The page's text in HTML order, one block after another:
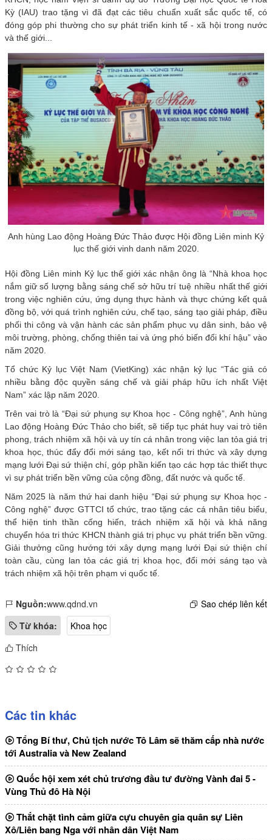
Kỳ (IAU) trao tặng vì đã đạt các tiêu chuẩn xuất sắc quốc tế, có
đóng góp phi thường cho sự phát triển kinh tế - xã hội trong nước
và thế giới...
Anh hùng Lao động Hoàng Đức Thảo được Hội đồng Liên minh Kỷ
lục thế giới vinh danh năm 2020.
Hội đồng Liên minh Kỷ lục thế giới xác nhận ông là “Nhà khoa học
nắm giữ số lượng bằng sáng chế sở hữu trí tuệ nhiều nhất thế giới
trong việc nghiên cứu, ứng dụng thực hành và thực chứng kết quả
đồng bộ, với quá trình nghiên cứu, chế tạo, sáng tạo giải pháp, điều
phối thi công và vận hành các sản phẩm phục vụ dân sinh, bảo vệ
môi trường, phòng, chống thiên tai và ứng phó biến đổi khí hậu” vào
năm 2020.
Tổ chức Kỷ lục Việt Nam (VietKing) xác nhận kỷ lục “Tác giả có
nhiều bằng độc quyền sáng chế và giải pháp hữu ích nhất Việt
Nam” xác lập năm 2020.
Trên vai trò là “Đại sứ phụng sự Khoa học - Công nghệ”, Anh hùng
Lao động Hoàng Đức Thảo cho biết, sẽ tiếp tục phát huy vai trò tiên
phong, trách nhiệm xã hội và uy tín cá nhân trong việc lan tỏa giá trị
khoa học, thúc đẩy đổi mới sáng tạo, kết nối tri thức và xây dựng
mạng lưới Đại sứ thiện chí, góp phần kiến tạo các hợp tác thiết thực
vì sự phát triển bền vững của cộng đồng, đất nước và quốc tế.
Năm 2025 là năm thứ hai danh hiệu “Đại sứ phụng sự Khoa học -
Công nghệ” được GTTCI tổ chức, trao tặng các cá nhân tiêu biểu,
thể hiện tinh thần cống hiến, trách nhiệm xã hội và khả năng
chuyển hóa tri thức KHCN thành giá trị phục vụ phát triển bền vững.
Giải thưởng cũng hướng tới xây dựng mạng lưới Đại sứ thiện chí
toàn cầu, cùng lan tỏa các giá trị khoa học, đổi mới sáng tạo và
trách nhiệm xã hội trên phạm vi quốc tế.
Nguồn:www.qdnd.vn
Sao chép liên kết
Từ khóa:
Khoa học
Thích
Các tin khác
Tổng Bí thư, Chủ tịch nước Tô Lâm sẽ thăm cấp nhà nước
tới Australia và New Zealand
Quốc hội xem xét chủ trương đầu tư đường Vành đai 5 -
Vùng Thủ đô Hà Nội
Thắt chặt tình cảm giữa cựu chuyên gia quân sự Liên
Xô/Liên bang Nga với nhân dân Việt Nam